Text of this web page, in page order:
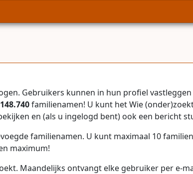
Gebruikers kunnen in hun profiel
148.740familienamen! U kunt het Wie
en (als u ingelogd bent) ook een bericht
familienamen. U kunt maximaal 10
maximum!
Maandelijks ontvangt elke gebruiker per e-